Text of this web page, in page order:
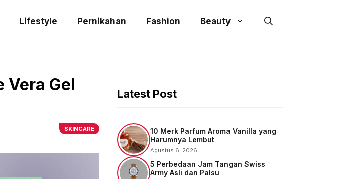
Lifestyle Pernikahan Fashion Beauty
Vera Gel
SKINCARE
Latest Post
10 Merk Parfum Aroma Vanilla yang
Harumnya Lembut
Agustus 6, 2026
5 Perbedaan Jam Tangan Swiss
Army Asli dan Palsu